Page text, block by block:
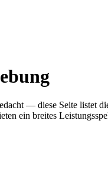
— diese Seite listet
ein breites